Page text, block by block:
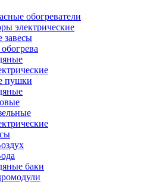
обогреватели
электрические
завесы
обогрева
пушки
баки